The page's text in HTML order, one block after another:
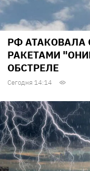
РФ АТАКОВАЛА
РАКЕТАМИ
ОБСТРЕЛЕ
Сегодня 14:14